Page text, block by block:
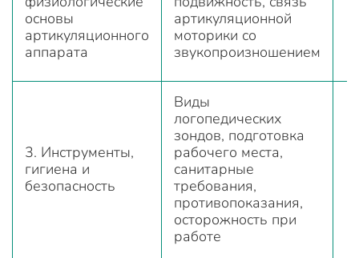
основы
артикуляционного
аппарата
артикуляционной
моторики со
звукопроизношением
3. Инструменты,
гигиена и
безопасность
Виды
логопедических
зондов, подготовка
рабочего места,
санитарные
требования,
противопоказания,
осторожность при
работе